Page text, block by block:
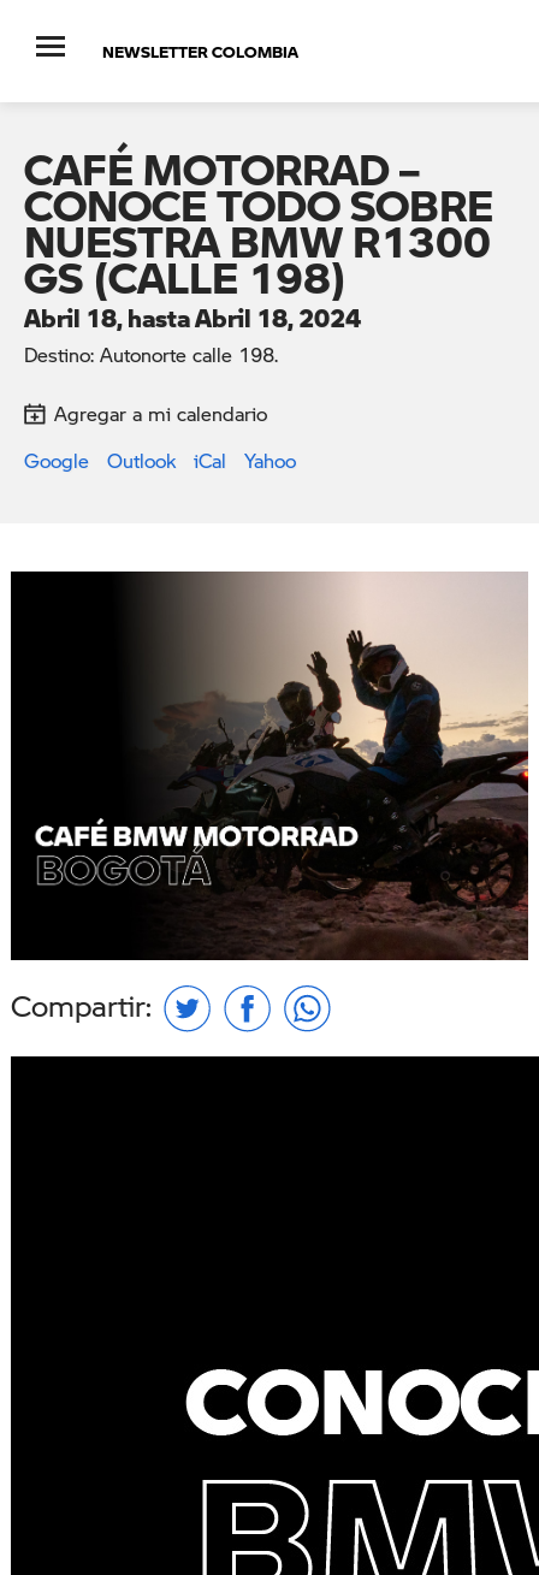
NEWSLETTER COLOMBIA
CAFÉ MOTORRAD –
CONOCE TODO SOBRE
NUESTRA BMW R1300
GS (CALLE 198)
Abril 18, hasta Abril 18, 2024
Destino: Autonorte calle 198.
Agregar a mi calendario
Google
Outlook iCal Yahoo
Compartir: